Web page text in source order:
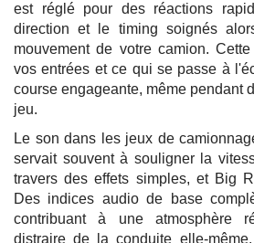
est réglé pour des réactions
direction et le timing soignés
mouvement de votre camion.
vos entrées et ce qui se passe à
course engageante, même pendant
jeu.
Le son dans les jeux de
servait souvent à souligner la
travers des effets simples, et Big
Des indices audio de base
contribuant à une atmosphère
distraire de la conduite elle-